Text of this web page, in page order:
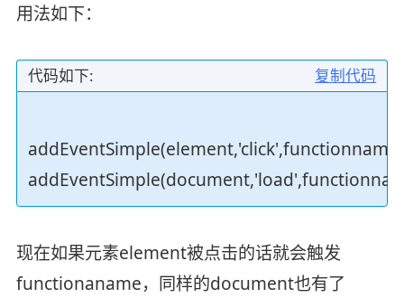
用法如下：
复制代码
代码如下:
现在如果元素element被点击的话就会触发
functionaname，同样的document也有了